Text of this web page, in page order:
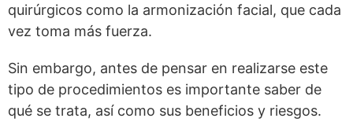
quirúrgicos como la armonización facial, que cada
vez toma más fuerza.
Sin embargo, antes de pensar en realizarse este
tipo de procedimientos es importante saber de
qué se trata, así como sus beneficios y riesgos.